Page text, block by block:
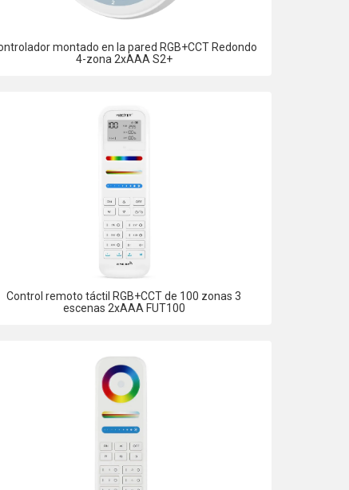
montado en la pared RGB+CCT Redondo
4-zona 2xAAA S2+
Control remoto táctil RGB+CCT de 100 zonas 3
escenas 2xAAA FUT100